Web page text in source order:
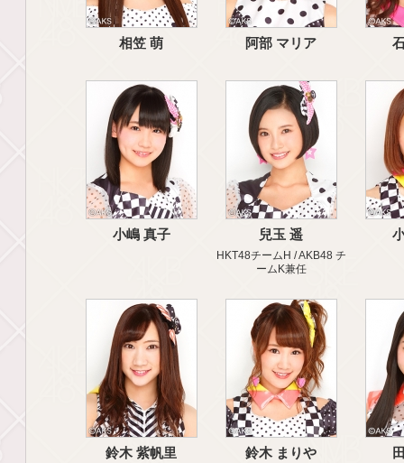
相笠 萌 阿部 マリア
小嶋 真子 兒玉 遥
HKT48チームH / AKB48 チ
ームK兼任
鈴木 紫帆里 鈴木 まりや